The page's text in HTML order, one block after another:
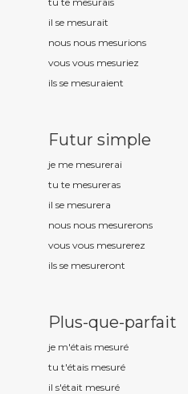
il se mesurait
nous nous mesurions
vous vous mesuriez
ils se mesuraient
Futur simple
je me mesurerai
tu te mesureras
il se mesurera
nous nous mesurerons
vous vous mesurerez
ils se mesureront
Plus-que-parfait
je m'étais mesuré
tu t'étais mesuré
il s'était mesuré